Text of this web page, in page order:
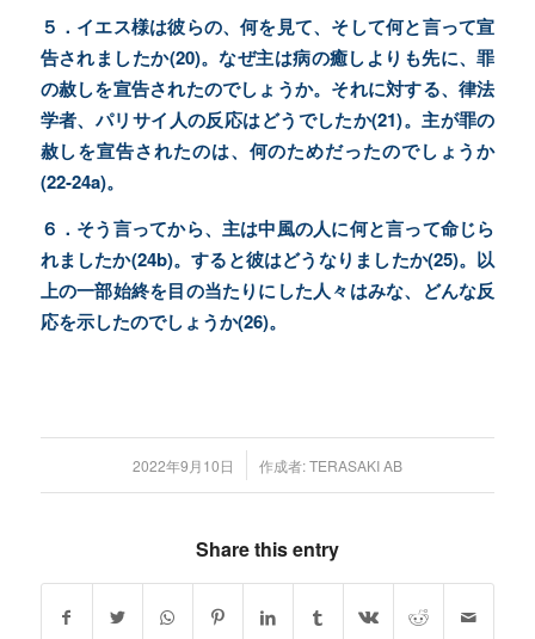
５．イエス様は彼らの、何を見て、そして何と言って宣
告されましたか(20)。なぜ主は病の癒しよりも先に、罪
の赦しを宣告されたのでしょうか。それに対する、律法
学者、パリサイ人の反応はどうでしたか(21)。主が罪の
赦しを宣告されたのは、何のためだったのでしょうか
(22‐24a)。
６．そう言ってから、主は中風の人に何と言って命じら
れましたか(24b)。すると彼はどうなりましたか(25)。以
上の一部始終を目の当たりにした人々はみな、どんな反
応を示したのでしょうか(26)。
2022年9月10日
/ 作成者:TERASAKI AB
Share this entry